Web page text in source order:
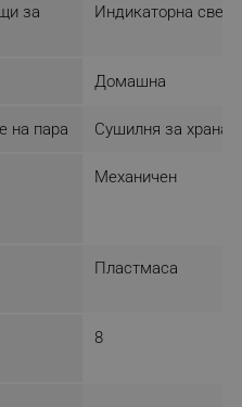
за
Индикаторна
Домашна
на пара Сушилня за храна
Механичен
Пластмаса
8
позволяват
да се използва
Provider /
.alleop.bg
.alleop.bg